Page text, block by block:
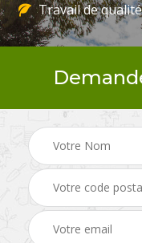
Travail de qualité